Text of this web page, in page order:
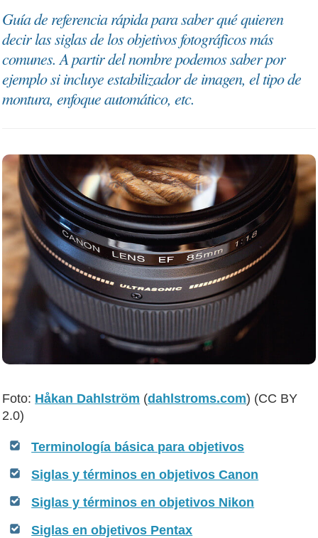
Guía de referencia rápida para saber qué quieren
decir las siglas de los objetivos fotográficos más
comunes. A partir del nombre podemos saber por
ejemplo si incluye estabilizador de imagen, el tipo de
montura, enfoque automático, etc.
Foto: Håkan Dahlström (dahlstroms.com) (CC BY
2.0)
Terminología básica para objetivos
Siglas y términos en objetivos Canon
Siglas y términos en objetivos Nikon
Siglas en objetivos Pentax